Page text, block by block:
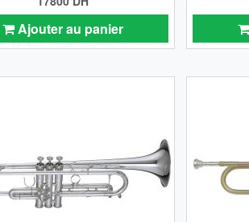
Ajouter au panier